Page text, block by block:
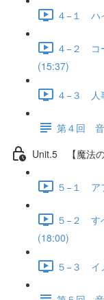
４−１ ハ
４−２ コ
(15:37)
４−３ 人
第４回 音
Unit.5 【魔法
５−１ ア
５−２ す
(18:00)
５−３ イ